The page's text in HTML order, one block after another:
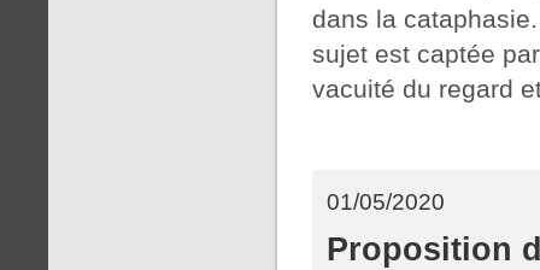
dans la
sujet est captée
vacuité du regard
01/05/2020
Proposition